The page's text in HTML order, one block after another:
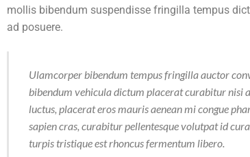
mollis bibendum suspendisse fringilla tempus
ad posuere.
Ulamcorper bibendum tempus fringilla auctor
bibendum vehicula dictum placerat curabitur nisi
luctus, placerat eros mauris aenean mi congue
sapien cras, curabitur pellentesque volutpat id
turpis tristique est rhoncus fermentum libero.